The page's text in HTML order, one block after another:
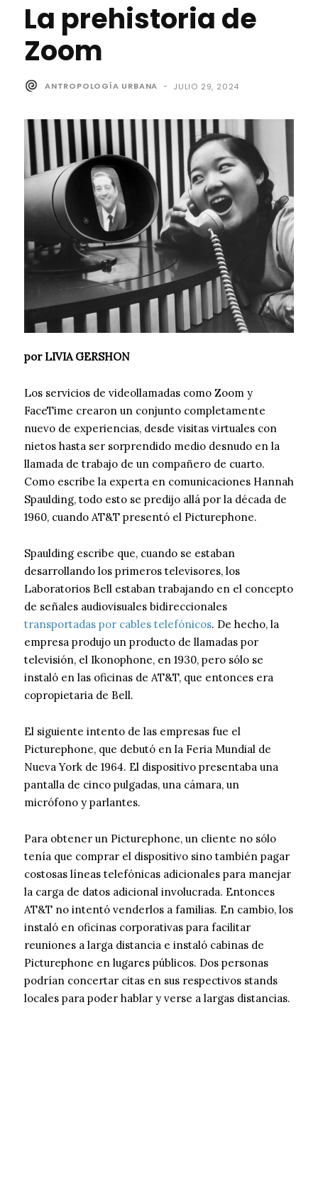
La prehistoria de
Zoom
ANTROPOLOGÍA URBANA - JULIO 29, 2024
por LIVIA GERSHON
Los servicios de videollamadas como Zoom y
FaceTime crearon un conjunto completamente
nuevo de experiencias, desde visitas virtuales con
nietos hasta ser sorprendido medio desnudo en la
llamada de trabajo de un compañero de cuarto.
Como escribe la experta en comunicaciones Hannah
Spaulding, todo esto se predijo allá por la década de
1960, cuando AT&T presentó el Picturephone.
Spaulding escribe que, cuando se estaban
desarrollando los primeros televisores, los
Laboratorios Bell estaban trabajando en el concepto
de señales audiovisuales bidireccionales
transportadas por cables telefónicos. De hecho, la
empresa produjo un producto de llamadas por
televisión, el Ikonophone, en 1930, pero sólo se
instaló en las oficinas de AT&T, que entonces era
copropietaria de Bell.
El siguiente intento de las empresas fue el
Picturephone, que debutó en la Feria Mundial de
Nueva York de 1964. El dispositivo presentaba una
pantalla de cinco pulgadas, una cámara, un
micrófono y parlantes.
Para obtener un Picturephone, un cliente no sólo
tenía que comprar el dispositivo sino también pagar
costosas líneas telefónicas adicionales para manejar
la carga de datos adicional involucrada. Entonces
AT&T no intentó venderlos a familias. En cambio, los
instaló en oficinas corporativas para facilitar
reuniones a larga distancia e instaló cabinas de
Picturephone en lugares públicos. Dos personas
podrían concertar citas en sus respectivos stands
locales para poder hablar y verse a largas distancias.